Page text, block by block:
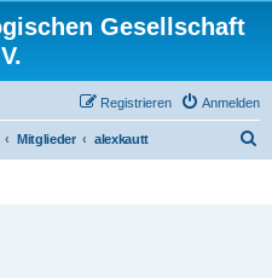
Gesellschaft
Anmelden
Registrieren
Mitglieder alexkautt